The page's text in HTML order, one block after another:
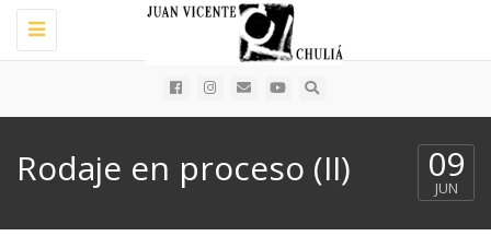
Toggle
navigation
Rodaje en proceso (II) 09
JUN